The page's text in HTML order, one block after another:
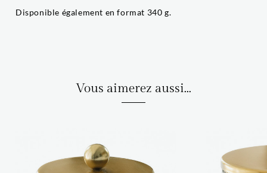
Disponible également en format 340 g.
Vous aimerez aussi...